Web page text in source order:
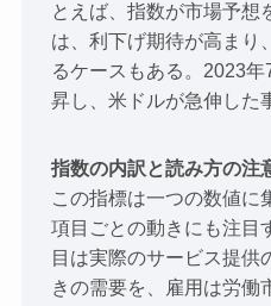
とえば、指数が市場予想
は、利下げ期待が高まり
るケースもある。2023
昇し、米ドルが急伸した
指数の内訳と読み方の注
この指標は一つの数値に
項目ごとの動きにも注目
目は実際のサービス提供
きの需要を、雇用は労働